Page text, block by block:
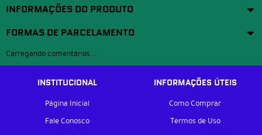
INFORMAÇÕES DO PRODUTO
FORMAS DE PARCELAMENTO
Carregando comentários ...
INSTITUCIONAL
Página Inicial
Fale Conosco
INFORMAÇÕES ÚTEIS
Como Comprar
Termos de Uso